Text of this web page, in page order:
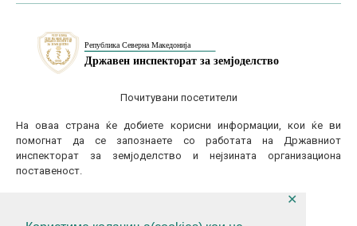
✕
Почитувани посетители
На оваа страна ќе добиете корисни информации, кои ќе ви
помогнат да се запознаете со работата на Државниот
инспекторат за земјоделство и нејзината организациона
поставеност.